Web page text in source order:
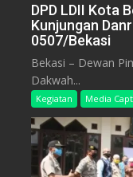
DPD LDII Kota
Kunjungan
0507/Bekasi
Bekasi – Dewan
Dakwah...
Kegiatan Media